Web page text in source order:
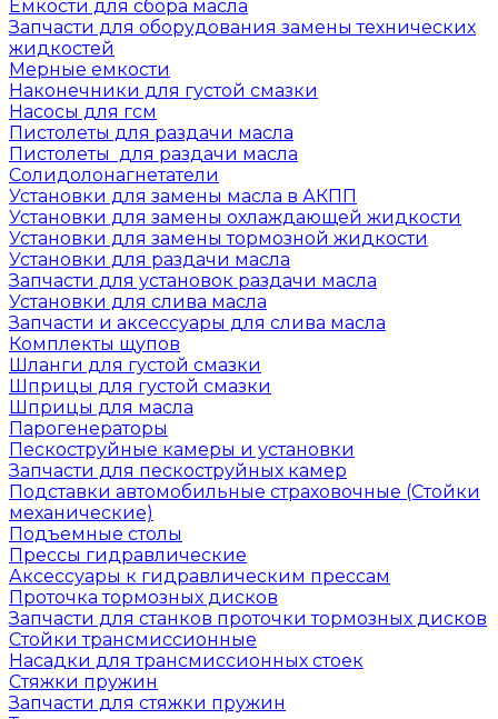
Емкости для сбора масла
Запчасти для оборудования замены технических
жидкостей
Мерные емкости
Наконечники для густой смазки
Насосы для гсм
Пистолеты для раздачи масла
Пистолеты для раздачи масла
Солидолонагнетатели
Установки для замены масла в АКПП
Установки для замены охлаждающей жидкости
Установки для замены тормозной жидкости
Установки для раздачи масла
Запчасти для установок раздачи масла
Установки для слива масла
Запчасти и аксессуары для слива масла
Комплекты щупов
Шланги для густой смазки
Шприцы для густой смазки
Шприцы для масла
Парогенераторы
Пескоструйные камеры и установки
Запчасти для пескоструйных камер
Подставки автомобильные страховочные (Стойки
механические)
Подъемные столы
Прессы гидравлические
Аксессуары к гидравлическим прессам
Проточка тормозных дисков
Запчасти для станков проточки тормозных дисков
Стойки трансмиссионные
Насадки для трансмиссионных стоек
Стяжки пружин
Запчасти для стяжки пружин